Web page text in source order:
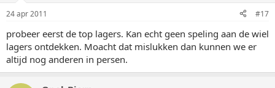
24 apr 2011 #17
probeer eerst de top lagers. Kan echt geen speling aan de wiel
lagers ontdekken. Moacht dat mislukken dan kunnen we er
altijd nog anderen in persen.